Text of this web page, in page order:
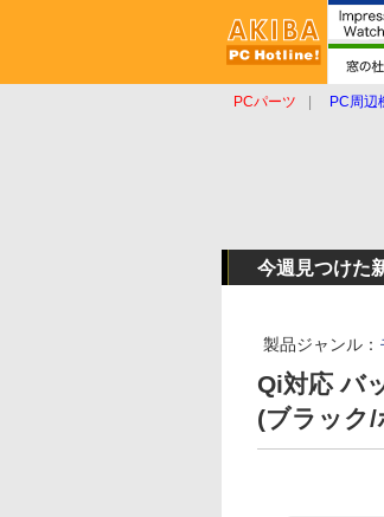
PCパーツ PC周辺
今週見つけた
製品ジャンル：
Qi対応 バ
(ブラック/